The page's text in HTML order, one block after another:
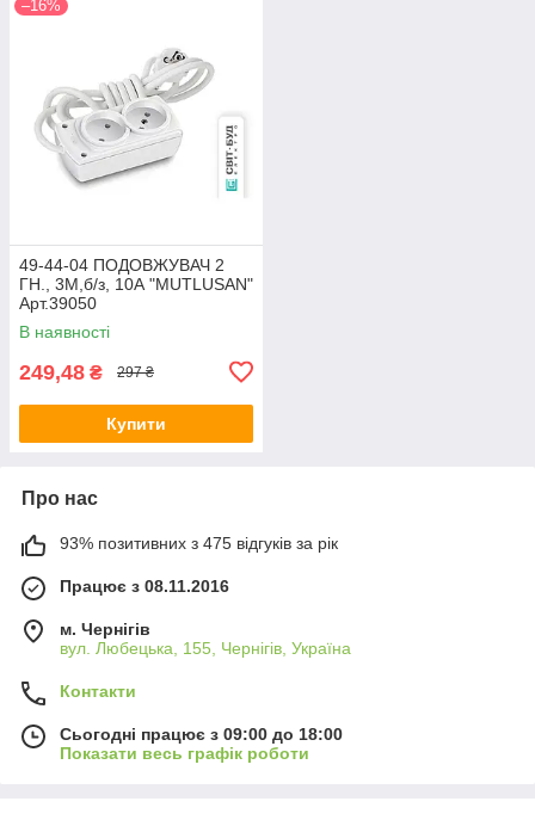
–16%
49-44-04 ПОДОВЖУВАЧ 2
ГН., 3М,б/з, 10А "MUTLUSAN"
Арт.39050
В наявності
249,48 ₴ 297 ₴
Купити
Про нас
93% позитивних з 475 відгуків за рік
Працює з 08.11.2016
м. Чернігів
вул. Любецька, 155, Чернігів, Україна
Контакти
Сьогодні працює з 09:00 до 18:00
Показати весь графік роботи